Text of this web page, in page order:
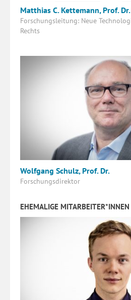
Matthias C. Kettemann, Prof.
Forschungsleitung: Neue
Rechts
Wolfgang Schulz, Prof. Dr.
Forschungsdirektor
EHEMALIGE MITARBEITER*INNEN